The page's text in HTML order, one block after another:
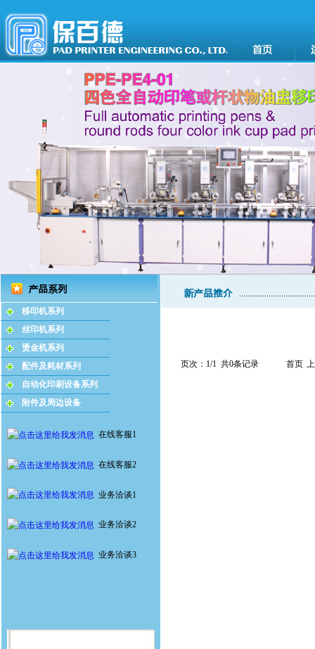
移印机系列
丝印机系列
烫金机系列
配件及耗材系列
自动化印刷设备系列
附件及周边设备
在线客服1
在线客服2
业务洽谈1
业务洽谈2
业务洽谈3
页次：1/1 共0条记录 首页